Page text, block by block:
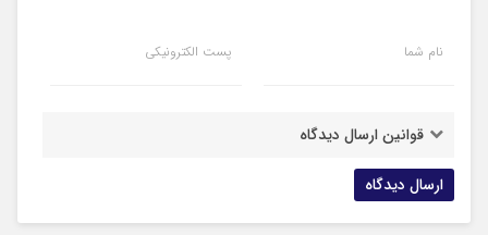
نام شما پست الکترونیکی
قوانین ارسال دیدگاه